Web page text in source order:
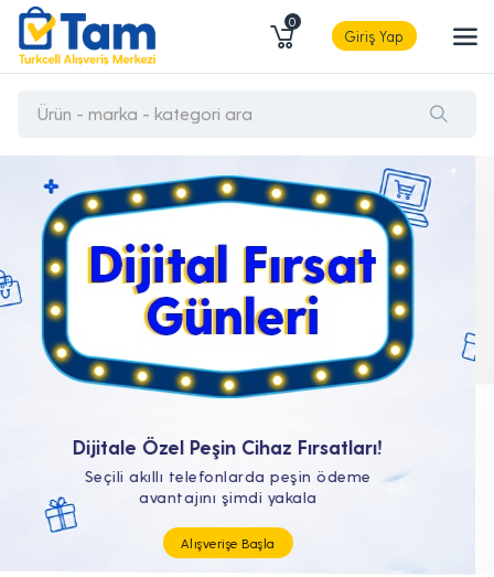
0
Giriş Yap
Tüm Teknolojik İhtiyaçların Tam'da